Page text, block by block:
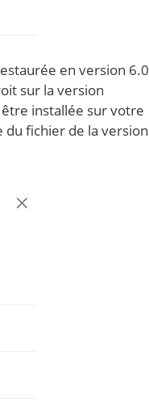
en version 6.0
sur la version
installée sur votre
du fichier de la version